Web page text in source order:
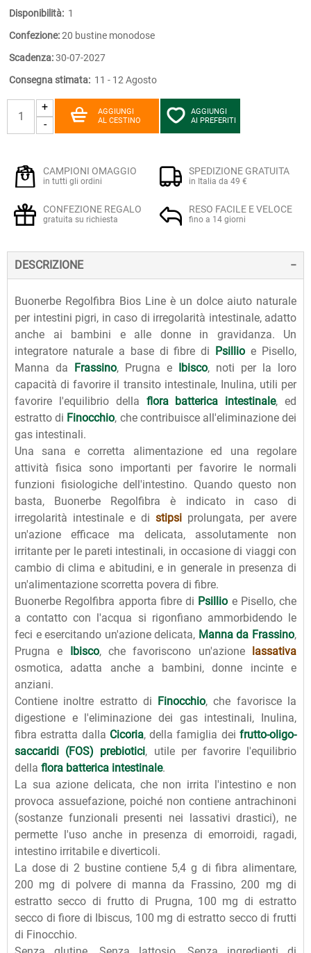
Disponibilità: 1
Confezione:20 bustine monodose
Scadenza:30-07-2027
Consegna stimata: 11 - 12 Agosto
+
-
AGGIUNGI
AL CESTINO
AGGIUNGI
AI PREFERITI
CAMPIONI OMAGGIO
in tutti gli ordini
SPEDIZIONE GRATUITA
in Italia da 49 €
CONFEZIONE REGALO
gratuita su richiesta
RESO FACILE E VELOCE
fino a 14 giorni
DESCRIZIONE
Buonerbe Regolfibra Bios Line è un dolce aiuto naturale
per intestini pigri, in caso di irregolarità intestinale, adatto
anche ai bambini e alle donne in gravidanza. Un
integratore naturale a base di fibre di Psillio e Pisello,
Manna da Frassino, Prugna e Ibisco, noti per la loro
capacità di favorire il transito intestinale, Inulina, utili per
favorire l'equilibrio della flora batterica intestinale, ed
estratto di Finocchio, che contribuisce all'eliminazione dei
gas intestinali.
Una sana e corretta alimentazione ed una regolare
attività fisica sono importanti per favorire le normali
funzioni fisiologiche dell'intestino. Quando questo non
basta, Buonerbe Regolfibra è indicato in caso di
irregolarità intestinale e distipsi prolungata, per avere
un'azione efficace ma delicata, assolutamente non
irritante per le pareti intestinali, in occasione di viaggi con
cambio di clima e abitudini, e in generale in presenza di
un'alimentazione scorretta povera di fibre.
Buonerbe Regolfibra apporta fibre di Psillio e Pisello, che
a contatto con l'acqua si rigonfiano ammorbidendo le
feci e esercitando un'azione delicata, Manna da Frassino,
Prugna e Ibisco, che favoriscono un'azione lassativa
osmotica, adatta anche a bambini, donne incinte e
anziani.
Contiene inoltre estratto di Finocchio, che favorisce la
digestione e l'eliminazione dei gas intestinali, Inulina,
fibra estratta dalla Cicoria, della famiglia deifrutto-oligo-
saccaridi (FOS) prebiotici, utile per favorire l'equilibrio
della flora batterica intestinale.
La sua azione delicata, che non irrita l'intestino e non
provoca assuefazione, poiché non contiene antrachinoni
(sostanze funzionali presenti nei lassativi drastici), ne
permette l'uso anche in presenza di emorroidi, ragadi,
intestino irritabile e diverticoli.
La dose di 2 bustine contiene 5,4 g di fibra alimentare,
200 mg di polvere di manna da Frassino, 200 mg di
estratto secco di frutto di Prugna, 100 mg di estratto
secco di fiore di Ibiscus, 100 mg di estratto secco di frutti
di Finocchio.